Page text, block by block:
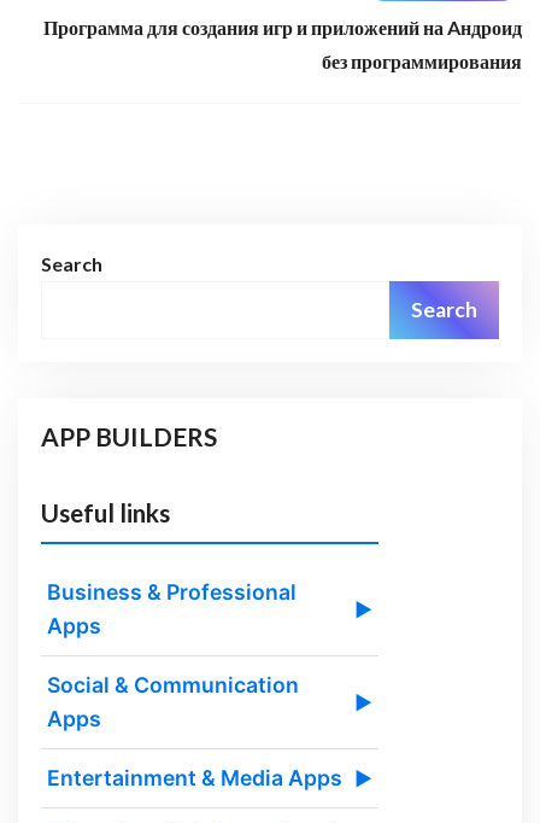
Программа для создания игр и приложений на Aндроид
без программирования
Search
Search
APP BUILDERS
Useful links
Business & Professional
Apps
▶
Social & Communication
Apps
▶
Entertainment & Media Apps ▶